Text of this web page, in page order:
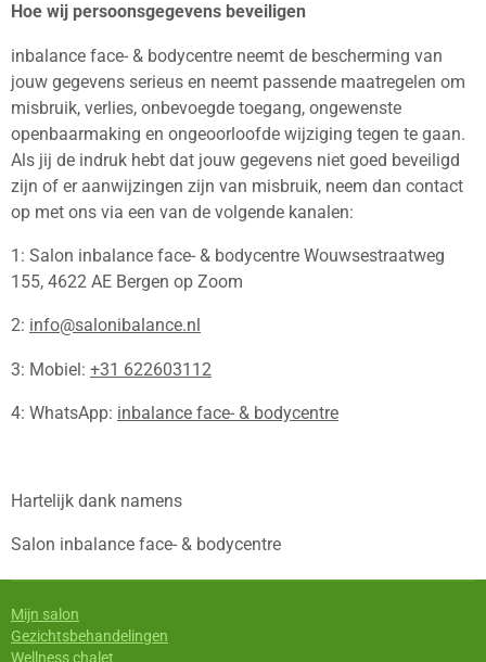
Hoe wij persoonsgegevens beveiligen
inbalance face- & bodycentre neemt de bescherming van
jouw gegevens serieus en neemt passende maatregelen om
misbruik, verlies, onbevoegde toegang, ongewenste
openbaarmaking en ongeoorloofde wijziging tegen te gaan.
Als jij de indruk hebt dat jouw gegevens niet goed beveiligd
zijn of er aanwijzingen zijn van misbruik, neem dan contact
op met ons via een van de volgende kanalen:
1: Salon inbalance face- & bodycentre Wouwsestraatweg
155, 4622 AE Bergen op Zoom
2: info@salonibalance.nl
3: Mobiel: +31 622603112
4: WhatsApp: inbalance face- & bodycentre
Hartelijk dank namens
Salon inbalance face- & bodycentre
Mijn salon
Gezichtsbehandelingen
Wellness chalet